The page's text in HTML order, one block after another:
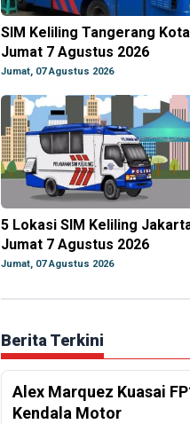
SIM Keliling Tangerang Kota
Jumat 7 Agustus 2026
Jumat, 07 Agustus 2026
5 Lokasi SIM Keliling
Jumat 7 Agustus 2026
Jumat, 07 Agustus 2026
Berita Terkini
Alex Marquez Kuasai
Kendala Motor